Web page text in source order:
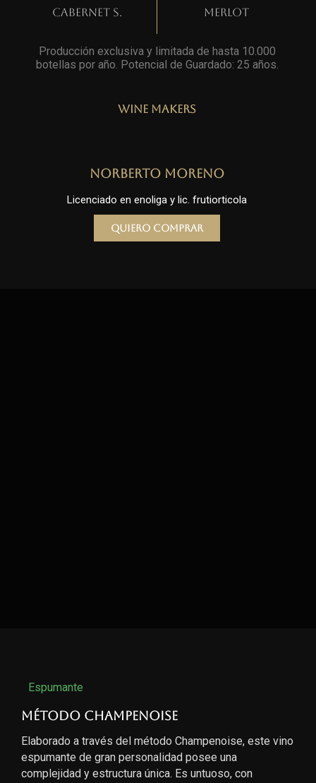
Cabernet S. Merlot
Producción exclusiva y limitada de hasta 10.000
botellas por año. Potencial de Guardado: 25 años
Wine Makers
Norberto Moreno
Licenciado en enoliga y lic. frutiorticola
Quiero comprar
Espumante
Método Champenoise
Elaborado a través del método Champenoise, este vino
espumante de gran personalidad posee una
complejidad y estructura única. Es untuoso, con